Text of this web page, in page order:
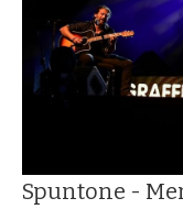
Spuntone -